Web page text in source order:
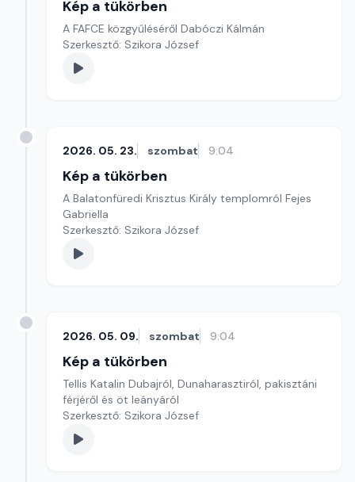
Kép a tükörben
A FAFCE közgyűléséről Dabóczi Kálmán
Szerkesztő: Szikora József
2026. 05. 23. szombat 9:04
Kép a tükörben
A Balatonfüredi Krisztus Király templomról Fejes
Gabriella
Szerkesztő: Szikora József
2026. 05. 09. szombat 9:04
Kép a tükörben
Tellis Katalin Dubajról, Dunaharasztiról, pakisztáni
férjéről és öt leányáról
Szerkesztő: Szikora József